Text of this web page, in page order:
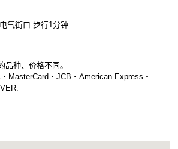
街口 步行1分钟
种、价格不同。
MasterCard・JCB・American Express・